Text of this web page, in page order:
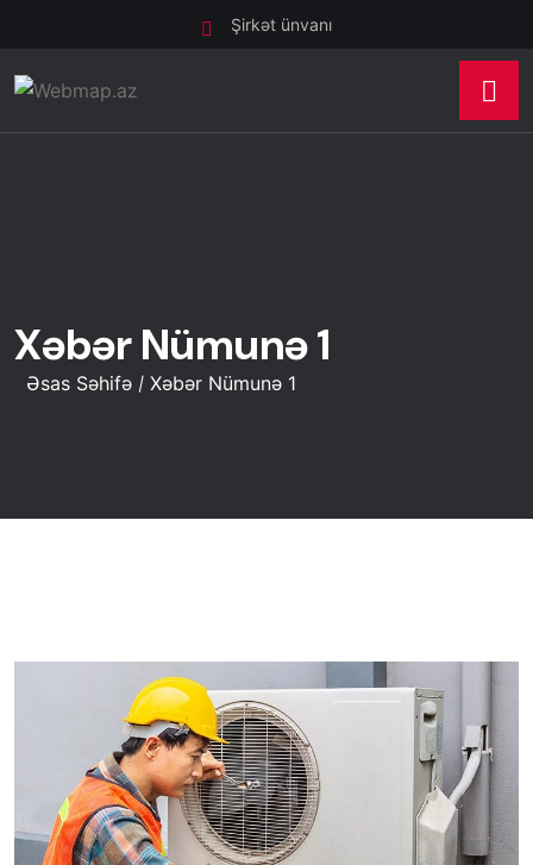
Şirkət ünvanı
Xəbər Nümunə 1
Əsas Səhifə / Xəbər Nümunə 1